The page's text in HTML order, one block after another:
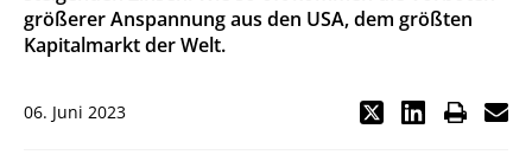
größerer Anspannung aus den USA, dem größten
Kapitalmarkt der Welt.
06. Juni 2023